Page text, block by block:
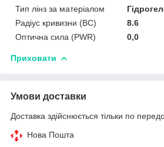
Тип лінз за матеріалом
Радіус кривизни (BC)
8.6
Оптична сила (PWR)
0,0
Приховати
Умови доставки
Доставка здійснюється тільки по
Нова Пошта